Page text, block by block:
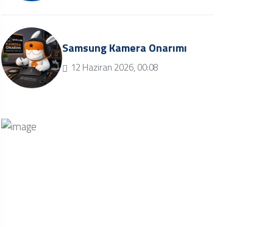
Samsung Kamera Onarımı
12 Haziran 2026, 00:08